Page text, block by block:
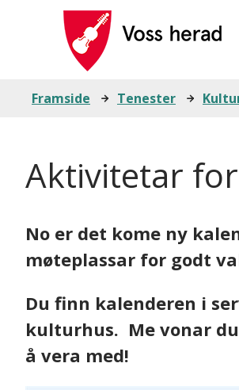
Du
her:
Framside Tenester
Aktivitetar
No er det kome ny
møteplassar for godt
Du finn kalenderen i
kulturhus. Me vonar
å vera med!